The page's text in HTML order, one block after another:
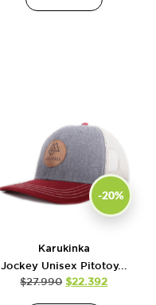
-20%
Karukinka
Jockey Unisex Pitotoy...
$27.990 $22.392